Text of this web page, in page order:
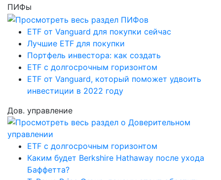
ПИФы
ETF от Vanguard для покупки сейчас
Лучшие ETF для покупки
Портфель инвестора: как создать
ETF с долгосрочным горизонтом
ETF от Vanguard, который поможет удвоить
инвестиции в 2022 году
Дов. управление
ETF с долгосрочным горизонтом
Каким будет Berkshire Hathaway после ухода
Баффетта?